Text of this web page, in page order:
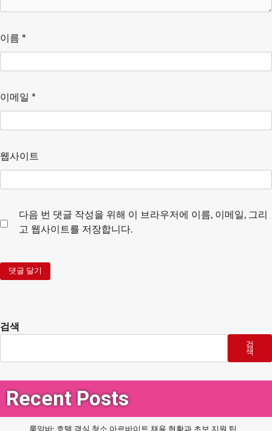
이름 *
이메일 *
웹사이트
다음 번 댓글 작성을 위해 이 브라우저에 이름, 이메일, 그리
고 웹사이트를 저장합니다.
검색
검
색
Recent Posts
룸알바: 호텔 객실 청소 아르바이트 채용 현황과 초보 지원 팁